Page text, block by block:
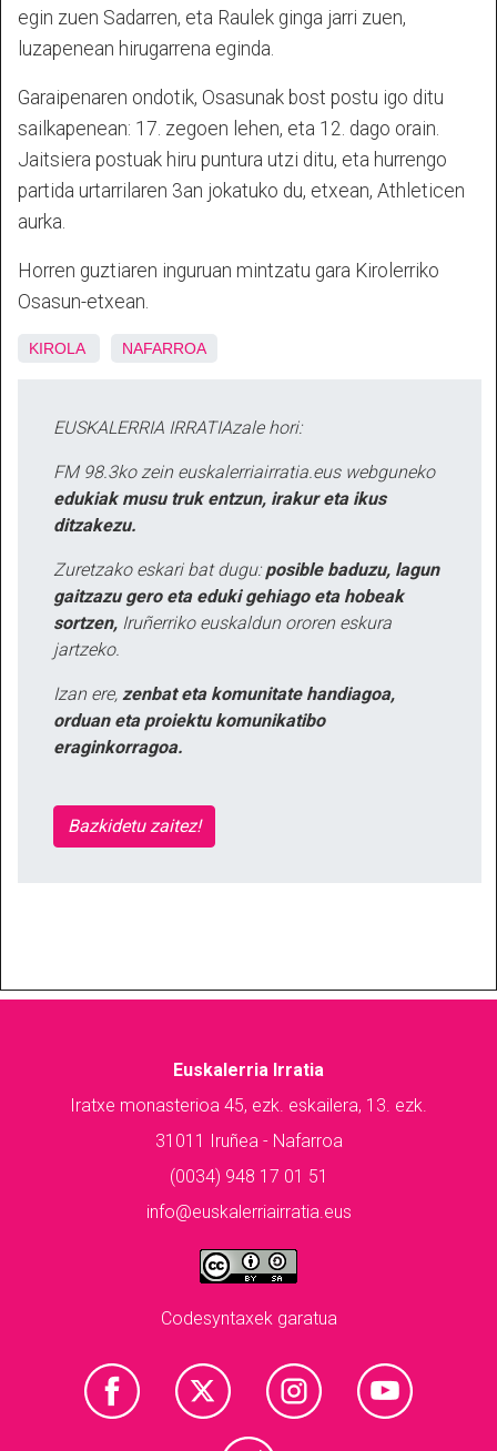
egin zuen Sadarren, eta Raulek ginga jarri zuen,
luzapenean hirugarrena eginda.
Garaipenaren ondotik, Osasunak bost postu igo ditu
sailkapenean: 17. zegoen lehen, eta 12. dago orain.
Jaitsiera postuak hiru puntura utzi ditu, eta hurrengo
partida urtarrilaren 3an jokatuko du, etxean, Athleticen
aurka.
Horren guztiaren inguruan mintzatu gara Kirolerriko
Osasun-etxean.
KIROLA NAFARROA
EUSKALERRIA IRRATIAzale hori:
FM 98.3ko zein euskalerriairratia.eus webguneko
edukiak musu truk entzun, irakur eta ikus
ditzakezu.
Zuretzako eskari bat dugu: posible baduzu, lagun
gaitzazu gero eta eduki gehiago eta hobeak
sortzen, Iruñerriko euskaldun ororen eskura
jartzeko.
Izan ere, zenbat eta komunitate handiagoa,
orduan eta proiektu komunikatibo
eraginkorragoa.
Bazkidetu zaitez!
Euskalerria Irratia
Iratxe monasterioa 45, ezk. eskailera, 13. ezk.
31011 Iruñea - Nafarroa
(0034) 948 17 01 51
info@euskalerriairratia.eus
Codesyntaxek garatua